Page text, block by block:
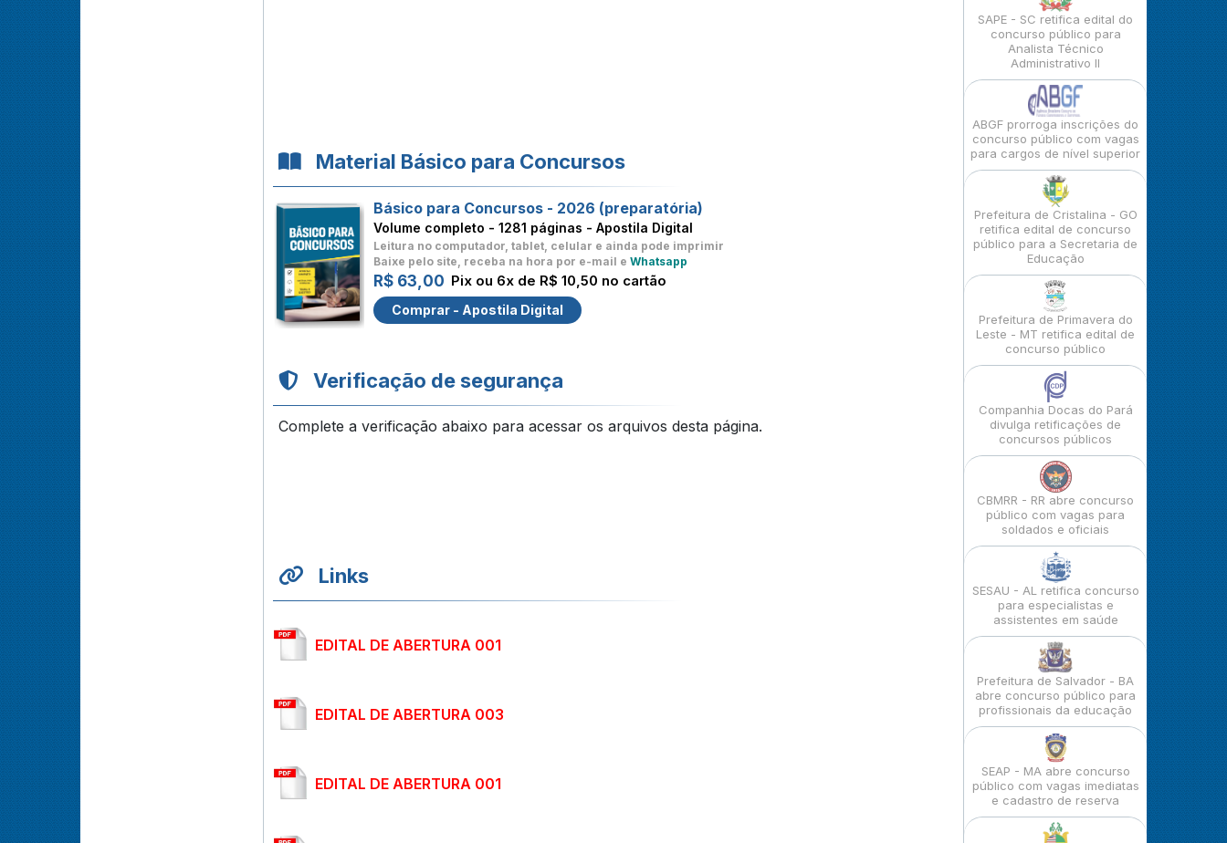
Material Básico para Concursos
Básico para Concursos - 2026 (preparatória)
Volume completo - 1281 páginas - Apostila Digital
Leitura no computador, tablet, celular e ainda pode imprimir
Baixe pelo site, receba na hora por e-mail e Whatsapp
R$ 63,00 Pix ou 6x de R$ 10,50 no cartão
Comprar - Apostila Digital
Verificação de segurança
Complete a verificação abaixo para acessar os arquivos desta página.
Links
EDITAL DE ABERTURA 001
EDITAL DE ABERTURA 003
EDITAL DE ABERTURA 001
SAPE - SC retifica edital do
concurso público para
Analista Técnico
Administrativo II
ABGF prorroga inscrições do
concurso público com vagas
para cargos de nível superior
Prefeitura de Cristalina - GO
retifica edital de concurso
público para a Secretaria de
Educação
Prefeitura de Primavera do
Leste - MT retifica edital de
concurso público
Companhia Docas do Pará
divulga retificações de
concursos públicos
CBMRR - RR abre concurso
público com vagas para
soldados e oficiais
SESAU - AL retifica concurso
para especialistas e
assistentes em saúde
Prefeitura de Salvador - BA
abre concurso público para
profissionais da educação
SEAP - MA abre concurso
público com vagas imediatas
e cadastro de reserva